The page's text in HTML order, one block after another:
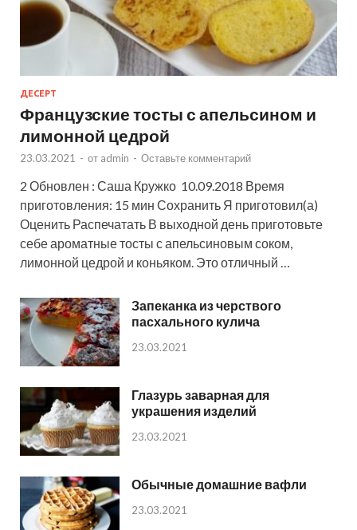
ДЕСЕРТ
Французские тосты с апельсином и
лимонной цедрой
23.03.2021 - от admin - Оставьте комментарий
2 Обновлен : Саша Кружко 10.09.2018 Время
приготовления: 15 мин Сохранить Я приготовил(а)
Оценить Распечатать В выходной день приготовьте
себе ароматные тосты с апельсиновым соком,
лимонной цедрой и коньяком. Это отличный …
Запеканка из черствого
пасхального кулича
23.03.2021
Глазурь заварная для
украшения изделий
23.03.2021
Обычные домашние вафли
23.03.2021